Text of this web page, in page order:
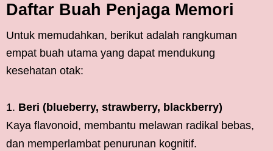
Daftar Buah Penjaga Memori
Untuk memudahkan, berikut adalah rangkuman
empat buah utama yang dapat mendukung
kesehatan otak:
Beri (blueberry, strawberry, blackberry)
Kaya flavonoid, membantu melawan radikal bebas,
dan memperlambat penurunan kognitif.